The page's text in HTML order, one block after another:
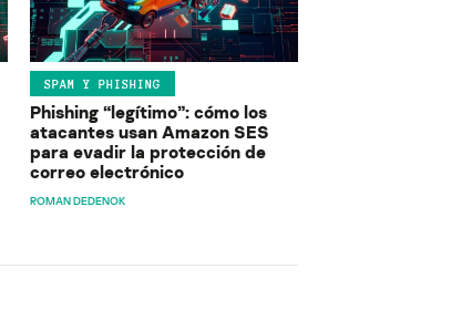
SPAM Y PHISHING
Phishing “legítimo”: cómo los
atacantes usan Amazon SES
para evadir la protección de
correo electrónico
ROMAN DEDENOK